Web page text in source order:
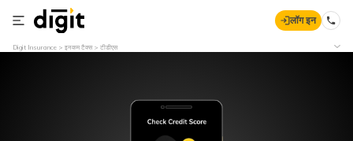
लॉग इन
Digit Insurance इनकम टैक्स टीडीएस